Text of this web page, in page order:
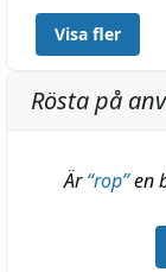
Visa fler
Rösta på
Är“rop”en